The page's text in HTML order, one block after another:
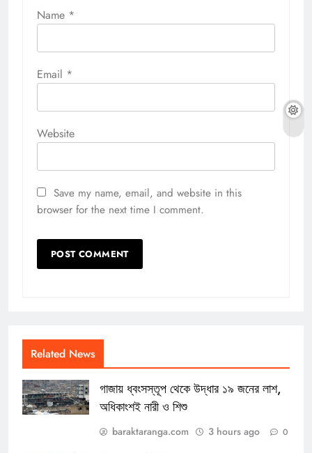
Name *
Email *
Website
Save my name, email, and website in this
browser for the next time I comment.
Related News
গাজায় ধ্বংসস্তূপ থেকে উদ্ধার ১৯ জনের লাশ,
অধিকাংশই নারী ও শিশু
baraktaranga.com 3 hours ago 0